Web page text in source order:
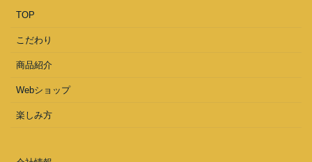
TOP
こだわり
商品紹介
Webショップ
楽しみ方